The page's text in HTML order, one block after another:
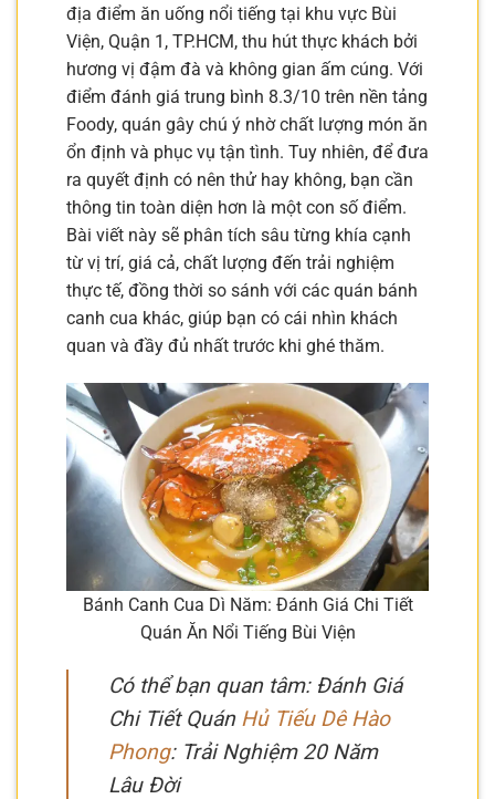
địa điểm ăn uống nổi tiếng tại khu vực Bùi
Viện, Quận 1, TP.HCM, thu hút thực khách bởi
hương vị đậm đà và không gian ấm cúng. Với
điểm đánh giá trung bình 8.3/10 trên nền tảng
Foody, quán gây chú ý nhờ chất lượng món ăn
ổn định và phục vụ tận tình. Tuy nhiên, để đưa
ra quyết định có nên thử hay không, bạn cần
thông tin toàn diện hơn là một con số điểm.
Bài viết này sẽ phân tích sâu từng khía cạnh
từ vị trí, giá cả, chất lượng đến trải nghiệm
thực tế, đồng thời so sánh với các quán bánh
canh cua khác, giúp bạn có cái nhìn khách
quan và đầy đủ nhất trước khi ghé thăm.
Bánh Canh Cua Dì Năm: Đánh Giá Chi Tiết
Quán Ăn Nổi Tiếng Bùi Viện
Có thể bạn quan tâm: Đánh Giá
Chi Tiết Quán Hủ Tiếu Dê Hào
Phong: Trải Nghiệm 20 Năm
Lâu Đời